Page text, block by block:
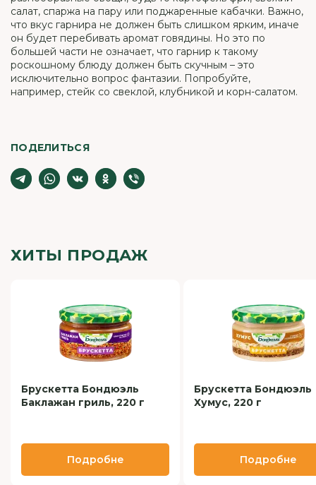
салат, спаржа на пару или поджаренные кабачки. Важно,
что вкус гарнира не должен быть слишком ярким, иначе
он будет перебивать аромат говядины. Но это по
большей части не означает, что гарнир к такому
роскошному блюду должен быть скучным – это
исключительно вопрос фантазии. Попробуйте,
например, стейк со свеклой, клубникой и корн-салатом.
ПОДЕЛИТЬСЯ
ХИТЫ ПРОДАЖ
Брускетта Бондюэль
Баклажан гриль, 220 г
Подробне
Брускетта Бондюэль
Хумус, 220 г
Подробне